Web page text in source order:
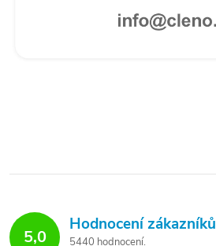
5,0
Hodnocení zákazníků
5440 hodnocení